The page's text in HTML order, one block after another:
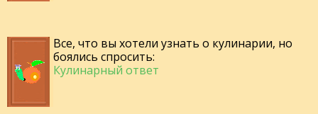
Все, что вы хотели узнать о кулинарии, но
боялись спросить:
Кулинарный ответ